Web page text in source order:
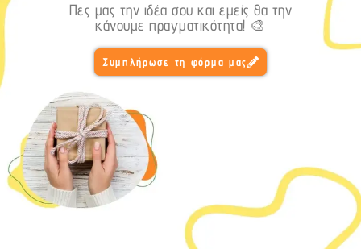
Πες μας την ιδέα σου και εμείς θα την
κάνουμε πραγματικότητα! 🎨
Συμπλήρωσε τη φόρμα μας